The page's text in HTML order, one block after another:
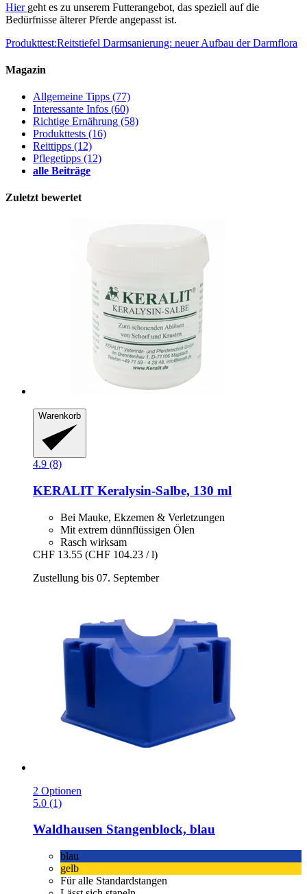
Hier geht es zu unserem Futterangebot, das speziell auf die
Bedürfnisse älterer Pferde angepasst ist.
Produkttest:Reitstiefel Darmsanierung: neuer Aufbau der Darmflora
Magazin
Allgemeine Tipps (77)
Interessante Infos (60)
Richtige Ernährung (58)
Produkttests (16)
Reittipps (12)
Pflegetipps (12)
alle Beiträge
Zuletzt bewertet
Warenkorb
4.9 (8)
KERALIT Keralysin-​Salbe, 130 ml
Bei Mauke, Ekzemen & Verletzungen
Mit extrem dünnflüssigen Ölen
Rasch wirksam
CHF 13.55 (CHF 104.23 / l)
Zustellung bis 07. September
2 Optionen
5.0 (1)
Waldhausen Stangenblock, blau
blau
gelb
Für alle Standardstangen